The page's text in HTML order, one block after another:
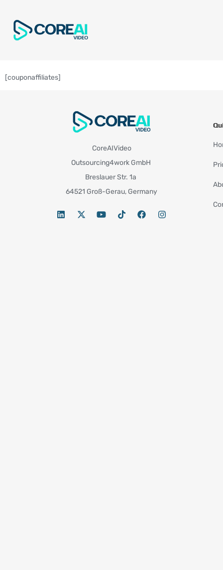
[couponaffiliates]
CoreAIVideo
Outsourcing4work GmbH
Breslauer Str. 1a
64521 Groß-Gerau, Germany